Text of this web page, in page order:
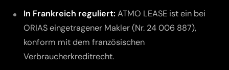
In Frankreich reguliert: ATMO LEASE ist ein bei
ORIAS eingetragener Makler (Nr. 24 006 887),
konform mit dem französischen
Verbraucherkreditrecht.